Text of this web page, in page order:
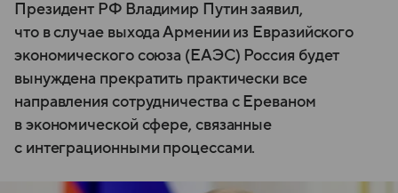
Президент РФ Владимир Путин заявил,
что в случае выхода Армении из Евразийского
экономического союза (ЕАЭС) Россия будет
вынуждена прекратить практически все
направления сотрудничества с Ереваном
в экономической сфере, связанные
с интеграционными процессами.